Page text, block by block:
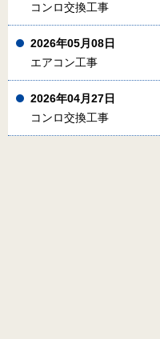
コンロ交換工事
2026年05月08日
エアコン工事
2026年04月27日
コンロ交換工事